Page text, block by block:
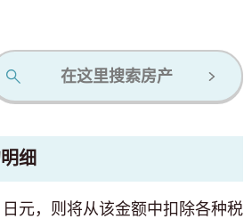
在这里搜索房产
细
元，则将从该金额中扣除各种税